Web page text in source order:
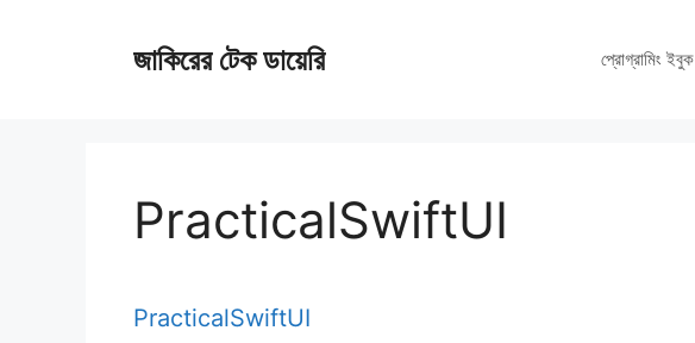
জাকিরের টেক ডায়েরি প্রোগ্রামিং ইবুক
PracticalSwiftUI
PracticalSwiftUI